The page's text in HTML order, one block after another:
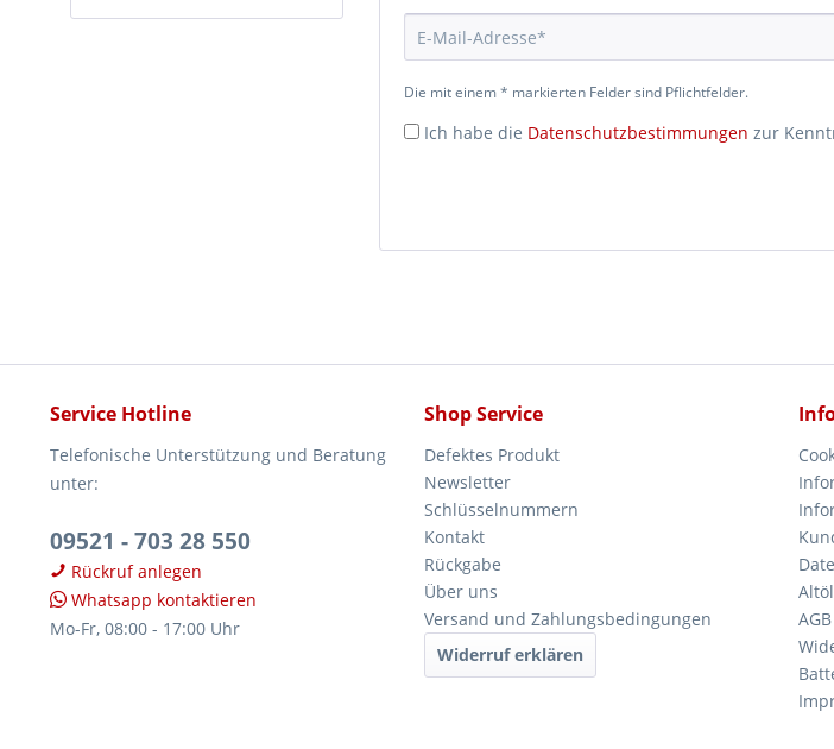
Die mit einem * markierten Felder sind Pflichtfelder.
Ich habe die Datenschutzbestimmungen zur
Service Hotline
Telefonische Unterstützung und Beratung
unter:
09521 - 703 28 550
Rückruf anlegen
Whatsapp kontaktieren
Mo-Fr, 08:00 - 17:00 Uhr
Shop Service
Defektes Produkt
Newsletter
Schlüsselnummern
Kontakt
Rückgabe
Über uns
Versand und Zahlungsbedingungen
Widerruf erklären
AGB